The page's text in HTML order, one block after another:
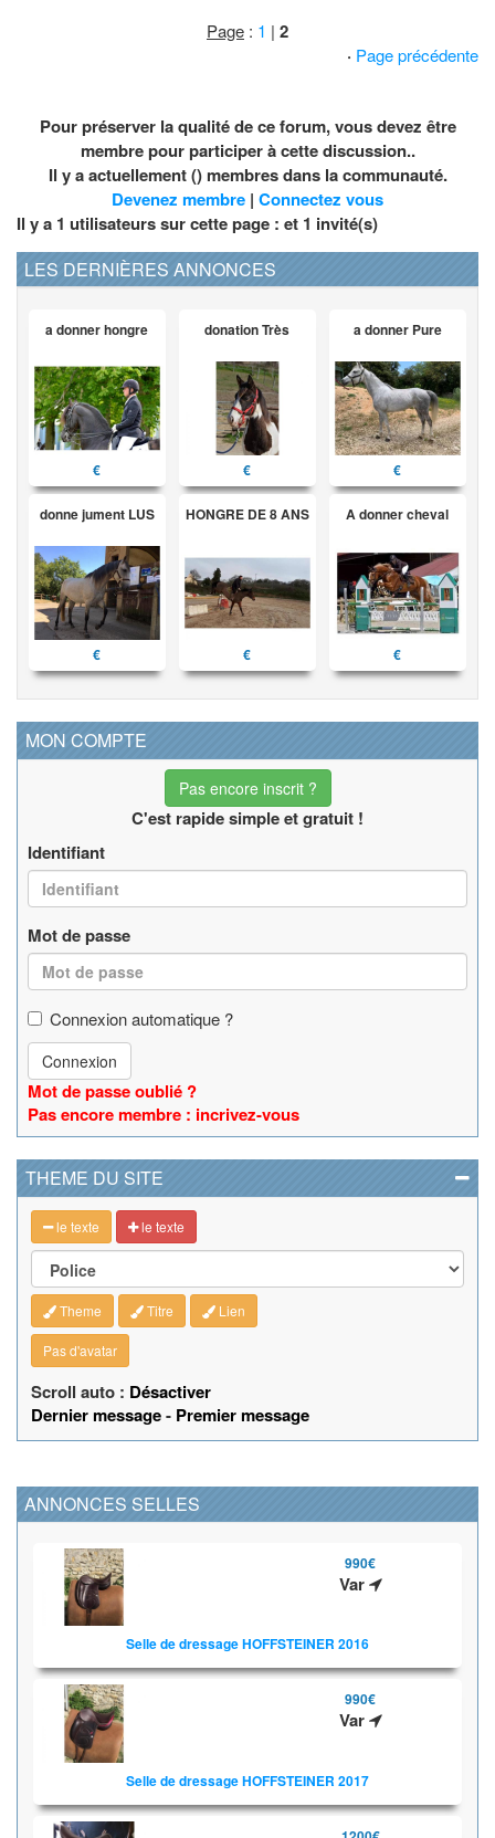
Page : 1 | 2
· Page précédente
Pour préserver la qualité de ce forum, vous devez être
membre pour participer à cette discussion..
Il y a actuellement () membres dans la communauté.
Devenez membre | Connectez vous
Il y a 1 utilisateurs sur cette page : et 1 invité(s)
LES DERNIÈRES ANNONCES
a donner hongre
€
donation Très
€
a donner Pure
€
donne jument LUS
€
HONGRE DE 8 ANS
€
A donner cheval
€
MON COMPTE
Pas encore inscrit ?
C'est rapide simple et gratuit !
Identifiant
Mot de passe
Connexion automatique ?
Connexion
Mot de passe oublié ?
Pas encore membre : incrivez-vous
THEME DU SITE
le texte le texte
Theme Titre Lien
Pas d'avatar
Scroll auto : Désactiver
Dernier message- Premier message
ANNONCES SELLES
990€
Var
Selle de dressage HOFFSTEINER 2016
990€
Var
Selle de dressage HOFFSTEINER 2017